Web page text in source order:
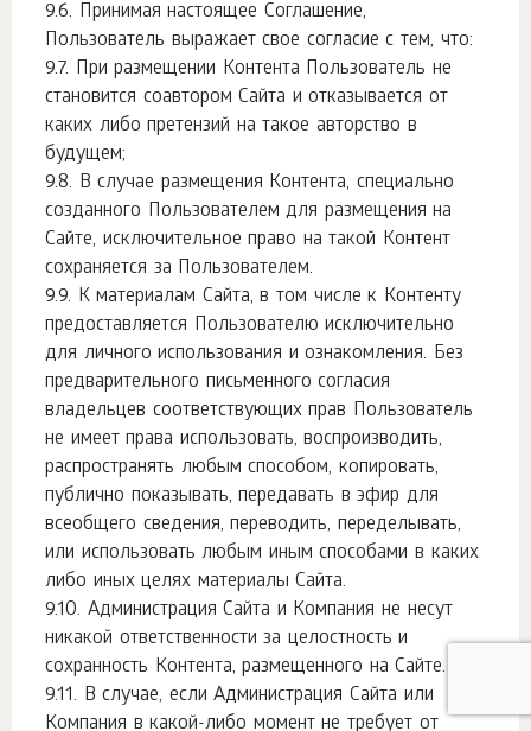
Принимая настоящее Соглашение,
Пользователь выражает свое согласие с тем, что:
При размещении Контента Пользователь не
становится соавтором Сайта и отказывается от
каких либо претензий на такое авторство в
будущем;
В случае размещения Контента, специально
созданного Пользователем для размещения на
Сайте, исключительное право на такой Контент
сохраняется за Пользователем.
К материалам Сайта, в том числе к Контенту
предоставляется Пользователю исключительно
для личного использования и ознакомления. Без
предварительного письменного согласия
владельцев соответствующих прав Пользователь
не имеет права использовать, воспроизводить,
распространять любым способом, копировать,
публично показывать, передавать в эфир для
всеобщего сведения, переводить, переделывать,
или использовать любым иным способами в каких
либо иных целях материалы Сайта.
Администрация Сайта и Компания не несут
никакой ответственности за целостность и
сохранность Контента, размещенного на Сайте.
В случае, если Администрация Сайта или
Компания в какой-либо момент не требует от